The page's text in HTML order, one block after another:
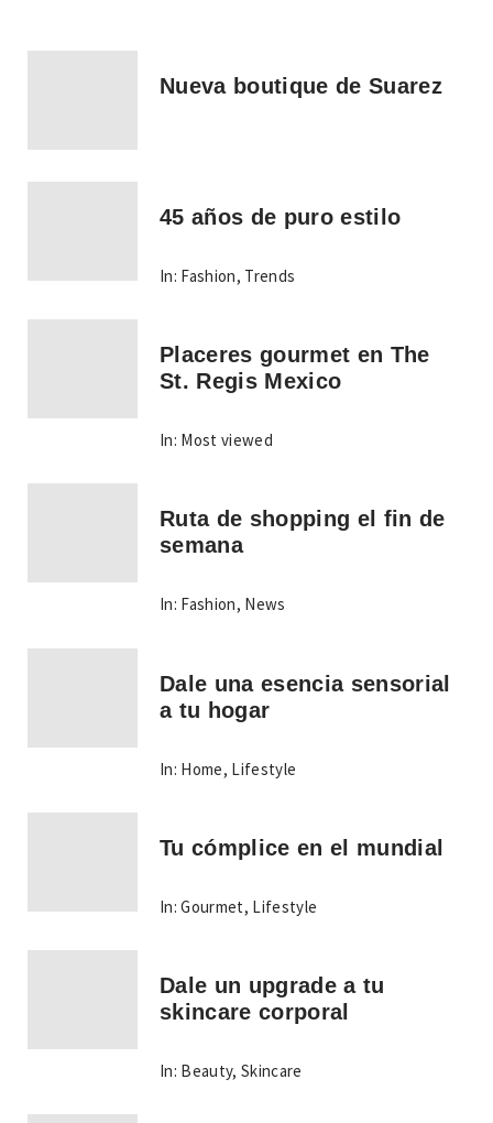
Nueva boutique de Suarez
45 años de puro estilo
In: Fashion, Trends
Placeres gourmet en The
St. Regis Mexico
In: Most viewed
Ruta de shopping el fin de
semana
In: Fashion, News
Dale una esencia sensorial
a tu hogar
In: Home, Lifestyle
Tu cómplice en el mundial
In: Gourmet, Lifestyle
Dale un upgrade a tu
skincare corporal
In: Beauty,Skincare